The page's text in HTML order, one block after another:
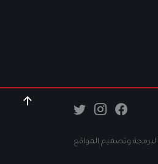
برمجة وتصميم المواقع